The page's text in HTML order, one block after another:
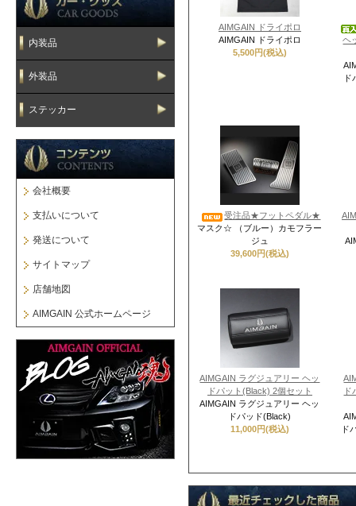
内装品
外装品
ステッカー
会社概要
支払いについて
発送について
サイトマップ
店舗地図
AIMGAIN 公式ホームページ
AIMGAIN ドライポロ
AIMGAIN ドライポロ
5,500円(税込)
ヘ
受注品★フットペダル★
マスク☆ （ブルー）カモフラー
ジュ
39,600円(税込)
AIMGAIN ラグジュアリー ヘッ
ドパット(Black) 2個セット
AIMGAIN ラグジュアリー ヘッ
ドパッド(Black)
11,000円(税込)
ド